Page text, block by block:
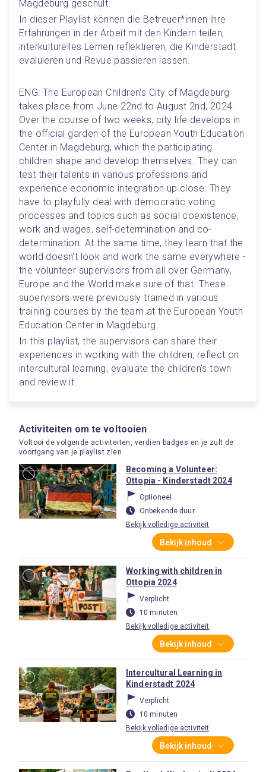
Magdeburg geschult.
In dieser Playlist können die Betreuer*innen ihre
Erfahrungen in der Arbeit mit den Kindern teilen,
interkulturelles Lernen reflektieren, die Kinderstadt
evaluieren und Revue passieren lassen.
ENG: The European Children's City of Magdeburg
takes place from June 22nd to August 2nd, 2024.
Over the course of two weeks, city life develops in
the official garden of the European Youth Education
Center in Magdeburg, which the participating
children shape and develop themselves. They can
test their talents in various professions and
experience economic integration up close. They
have to playfully deal with democratic voting
processes and topics such as social coexistence,
work and wages, self-determination and co-
determination. At the same time, they learn that the
world doesn't look and work the same everywhere -
the volunteer supervisors from all over Germany,
Europe and the World make sure of that. These
supervisors were previously trained in various
training courses by the team at the European Youth
Education Center in Magdeburg.
In this playlist, the supervisors can share their
experiences in working with the children, reflect on
intercultural learning, evaluate the children's town
and review it.
Activiteiten om te voltooien
Voltooi de volgende activiteiten, verdien badges en je zult de
voortgang van je playlist zien
Becoming a Volunteer:
Ottopia - Kinderstadt 2024
Optioneel
Onbekende duur
Bekijk volledige activiteit
Bekijk inhoud
Working with children in
Ottopia 2024
Verplicht
10 minuten
Bekijk volledige activiteit
Bekijk inhoud
Intercultural Learning in
Kinderstadt 2024
Verplicht
10 minuten
Bekijk volledige activiteit
Bekijk inhoud